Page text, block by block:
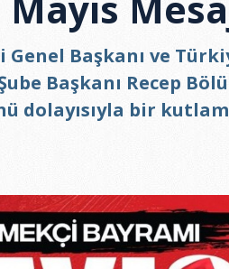
Genel Başkanı ve
Başkanı Recep
dolayısıyla bir